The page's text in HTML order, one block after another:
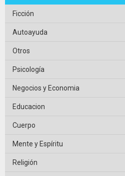
Ficción
Autoayuda
Otros
Psicología
Negocios y Economia
Educacion
Cuerpo
Mente y Espíritu
Religión